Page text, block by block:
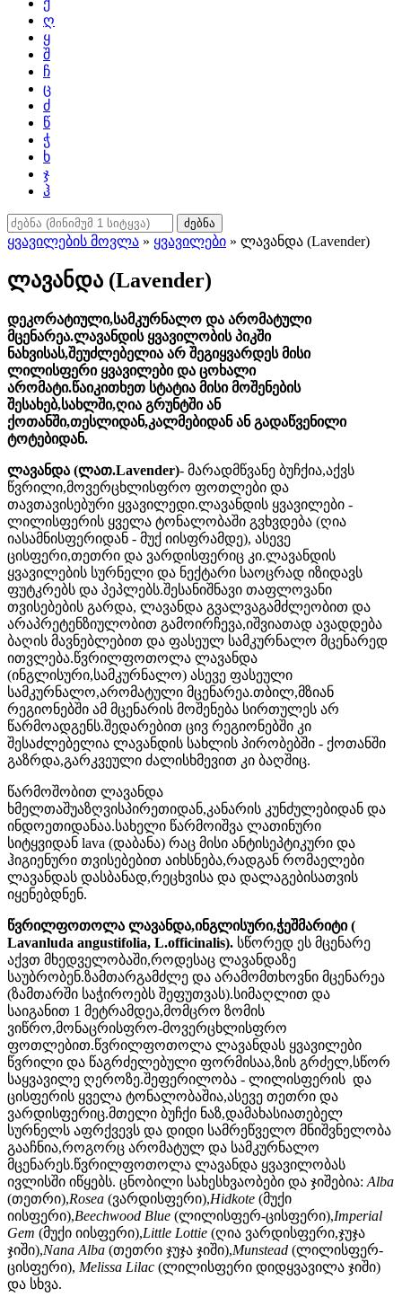
ქ
ღ
ყ
შ
ჩ
ც
ძ
წ
ჭ
ხ
ჯ
ჰ
ძებნა
ყვავილების მოვლა » ყვავილები » ლავანდა (Lavender)
ლავანდა (Lavender)
დეკორატიული,სამკურნალო და არომატული
მცენარეა.ლავანდის ყვავილობის პიკში
ნახვისას,შეუძლებელია არ შეგიყვარდეს მისი
ლილისფერი ყვავილები და ცოხალი
არომატი.წაიკითხეთ სტატია მისი მოშენების
შესახებ,სახლში,ღია გრუნტში ან
ქოთანში,თესლიდან,კალმებიდან ან გადაწვენილი
ტოტებიდან.
ლავანდა (ლათ.Lavender)- მარადმწვანე ბუჩქია,აქვს
წვრილი,მოვერცხლისფრო ფოთლები და
თავთავისებური ყვავილედი.ლავანდის ყვავილები -
ლილისფერის ყველა ტონალობაში გვხვდება (ღია
იასამნისფერიდან - მუქ იისფრამდე), ასევე
ცისფერი,თეთრი და ვარდისფერიც კი.ლავანდის
ყვავილების სურნელი და ნექტარი საოცრად იზიდავს
ფუტკრებს და პეპლებს.შესანიშნავი თაფლოვანი
თვისებების გარდა, ლავანდა გვალვაგამძლეობით და
არაპრეტენზიულობით გამოირჩევა,იშვიათად ავადდება
ბაღის მავნებლებით და ფასეულ სამკურნალო მცენარედ
ითვლება.წვრილფოთოლა ლავანდა
(ინგლისური,სამკურნალო) ასევე ფასეული
სამკურნალო,არომატული მცენარეა.თბილ,მზიან
რეგიონებში ამ მცენარის მოშენება სირთულეს არ
წარმოადგენს.შედარებით ცივ რეგიონებში კი
შესაძლებელია ლავანდის სახლის პირობებში - ქოთანში
გაზრდა,გარკვეული ძალისხმევით კი ბაღშიც.
წარმოშობით ლავანდა
ხმელთაშუაზღვისპირეთიდან,კანარის კუნძულებიდან და
ინდოეთიდანაა.სახელი წარმოიშვა ლათინური
სიტყვიდან lava (დაბანა) რაც მისი ანტისეპტიკური და
ჰიგიენური თვისებებით აიხსნება,რადგან რომაელები
ლავანდას დასბანად,რეცხვისა და დალაგებისათვის
იყენებდნენ.
წვრილფოთოლა ლავანდა,ინგლისური,ჭეშმარიტი (
Lavanluda angustifolia, L.officinalis). სწორედ ეს მცენარე
აქვთ მხედველობაში,როდესაც ლავანდაზე
საუბრობენ.ზამთარგამძლე და არამომთხოვნი მცენარეა
(ზამთარში საჭიროებს შეფუთვას).სიმაღლით და
საიგანით 1 მეტრამდეა,მომცრო ზომის
ვიწრო,მონაცრისფრო-მოვერცხლისფრო
ფოთლებით.წვრილფოთოლა ლავანდას ყვავილები
წვრილი და წაგრძელებული ფორმისაა,ზის გრძელ,სწორ
საყვავილე ღეროზე.შეფერილობა - ლილისფერის და
ცისფერის ყველა ტონალობაშია,ასევე თეთრი და
ვარდისფერიც.მთელი ბუჩქი ნაზ,დამახასიათებელ
სურნელს აფრქვევს და დიდი სამრეწველო მნიშვნელობა
გააჩნია,როგორც არომატულ და სამკურნალო
მცენარეს.წვრილფოთოლა ლავანდა ყვავილობას
ივლისში იწყებს. ცნობილი სახესხვაობები და ჯიშებია: Alba
(თეთრი),Rosea (ვარდისფერი),Hidkote (მუქი
იისფერი),Beechwood Blue (ლილისფერ-ცისფერი),Imperial
Gem (მუქი იისფერი),Little Lottie (ღია ვარდისფერი,ჯუჯა
ჯიში),Nana Alba (თეთრი ჯუჯა ჯიში),Munstead (ლილისფერ-
ცისფერი), Melissa Lilac (ლილისფერი დიდყვავილა ჯიში)
და სხვა.